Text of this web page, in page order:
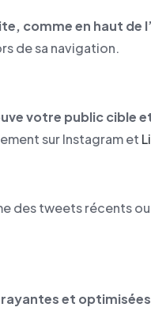
comme en haut de
de sa navigation.
votre public cible
sur Instagram et
des tweets récents
et